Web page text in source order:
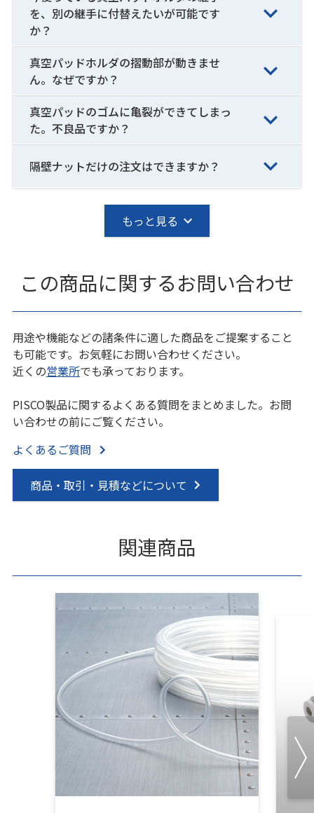
を、別の継手に付替えたいが可能です
か？
真空パッドホルダの摺動部が動きませ
ん。なぜですか？
真空パッドのゴムに亀裂ができてしまっ
た。不良品ですか？
隔壁ナットだけの注文はできますか？
もっと見る
この商品に関するお問い合わせ
用途や機能などの諸条件に適した商品をご提案すること
も可能です。お気軽にお問い合わせください。
近くの営業所でも承っております。
PISCO製品に関するよくある質問をまとめました。お問
い合わせの前にご覧ください。
よくあるご質問
商品・取引・見積などについて
関連商品